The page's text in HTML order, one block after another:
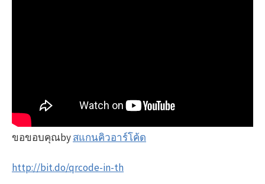
ขอขอบคุณbyสแกนคิวอาร์โค้ด
http://bit.do/qrcode-in-th